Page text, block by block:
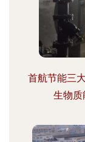
首航节能三
生物质